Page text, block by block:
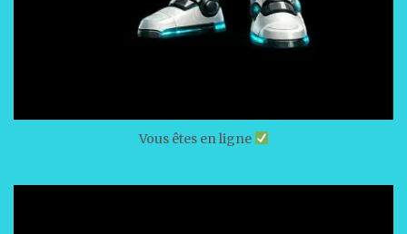
Vous êtes en ligne